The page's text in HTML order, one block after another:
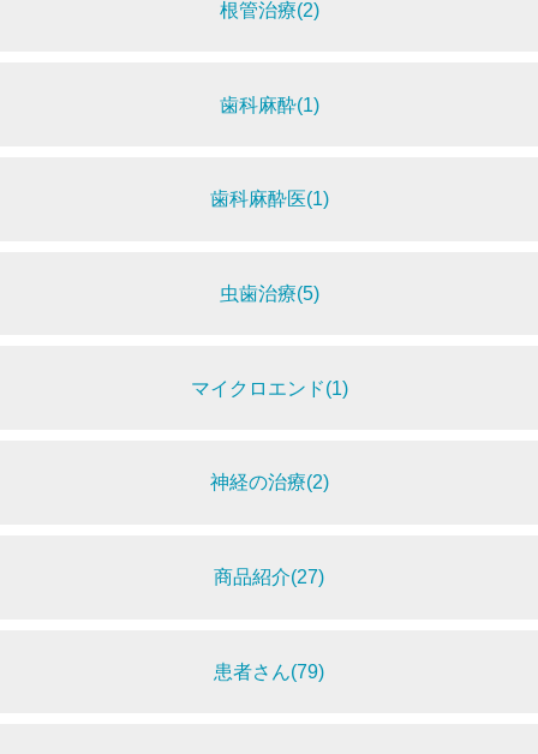
根管治療(2)
歯科麻酔(1)
歯科麻酔医(1)
虫歯治療(5)
マイクロエンド(1)
神経の治療(2)
商品紹介(27)
患者さん(79)